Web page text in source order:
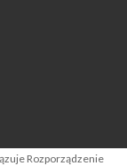
Rozporządzenie